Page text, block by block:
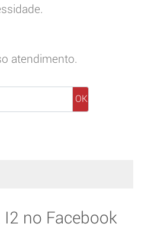
atendimento.
OK
I2 no Facebook